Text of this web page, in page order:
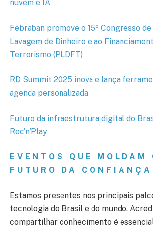
nuvem e IA
Febraban promove o 15º Congresso
Lavagem de Dinheiro e ao
Terrorismo (PLDFT)
RD Summit 2025 inova e lança
agenda personalizada
Futuro da infraestrutura digital do
Rec’n’Play
EVENTOS QUE MOLDAM
FUTURO DA
Estamos presentes nos principais
tecnologia do Brasil e do mundo.
compartilhar conhecimento é